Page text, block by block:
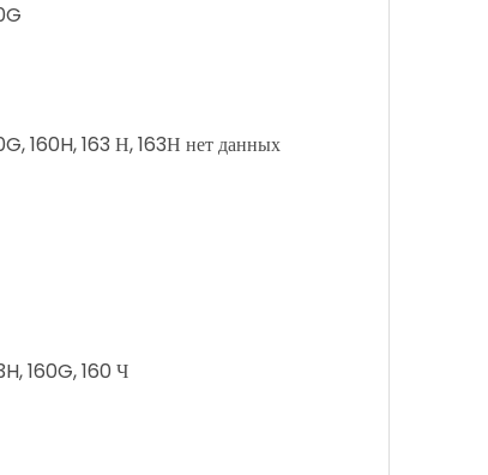
160H, 163 Н, 163Н нет данных
160G, 160 Ч